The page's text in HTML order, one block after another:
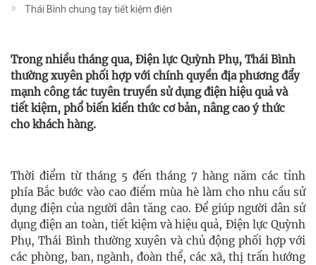
Thái Bình chung tay tiết kiệm điện
Trong nhiều tháng qua, Điện lực Quỳnh Phụ, Thái Bình
thường xuyên phối hợp với chính quyền địa phương đẩy
mạnh công tác tuyên truyền sử dụng điện hiệu quả và
tiết kiệm, phổ biến kiến thức cơ bản, nâng cao ý thức
cho khách hàng.
Thời điểm từ tháng 5 đến tháng 7 hàng năm các tỉnh
phía Bắc bước vào cao điểm mùa hè làm cho nhu cầu sử
dụng điện của người dân tăng cao. Để giúp người dân sử
dụng điện an toàn, tiết kiệm và hiệu quả, Điện lực Quỳnh
Phụ, Thái Bình thường xuyên và chủ động phối hợp với
các phòng, ban, ngành, đoàn thể, các xã, thị trấn hướng